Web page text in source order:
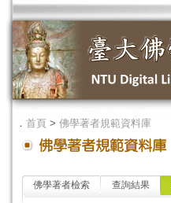
． 首頁 > 佛學著者規範資料庫
佛學著者檢索 查詢結果